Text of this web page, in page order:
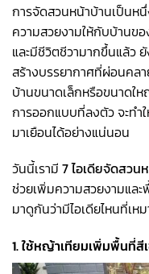
การจัดสวนหน้าบ้านเป็นห
ความสวยงามให้กับบ้านข
และมีชีวิตชีวามากขึ้นแล้ว
สร้างบรรยากาศที่ผ่อนคล
บ้านขนาดเล็กหรือขนาดใ
การออกแบบที่ลงตัว จะท
มาเยือนได้อย่างแน่นอน
วันนี้เรามี 7 ไอเดียจัดสวน
ช่วยเพิ่มความสวยงามแล
มาดูกันว่ามีไอเดียไหนที่เ
1. ใช้หญ้าเทียมเพิ่มพื้นที่สี